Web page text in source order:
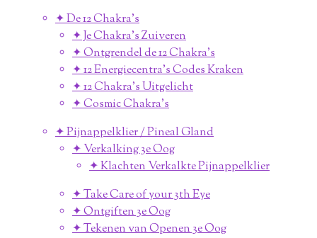
✦ De 12 Chakra's
✦ Je Chakra's Zuiveren
✦ Ontgrendel de 12 Chakra's
✦ 12 Energiecentra's Codes Kraken
✦ 12 Chakra's Uitgelicht
✦ Cosmic Chakra's
✦ Pijnappelklier / Pineal Gland
✦ Verkalking 3e Oog
✦ Klachten Verkalkte Pijnappelklier
✦ Take Care of your 3th Eye
✦ Ontgiften 3e Oog
✦ Tekenen van Openen 3e Oog